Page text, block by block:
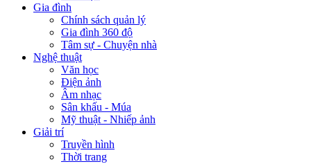
Gia đình
Chính sách quản lý
Gia đình 360 độ
Tâm sự - Chuyện nhà
Nghệ thuật
Văn học
Điện ảnh
Âm nhạc
Sân khấu - Múa
Mỹ thuật - Nhiếp ảnh
Giải trí
Truyền hình
Thời trang